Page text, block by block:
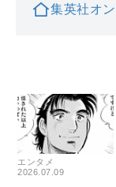
集英社オ
エンタメ
2026.07.09